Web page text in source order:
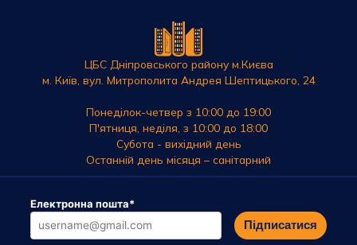
ЦБС Дніпровського району м.Києва
м. Київ, вул. Митрополита Андрея Шептицького, 24
Понеділок-четвер з 10:00 до 19:00
П'ятниця, неділя, з 10:00 до 18:00
Субота - вихідний день
Останній день місяця – санітарний
Електронна пошта*
Підписатися